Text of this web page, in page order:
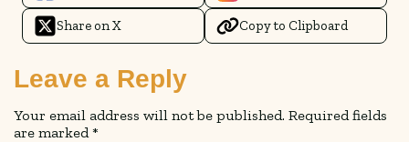
Share on X Copy to Clipboard
Leave a Reply
Your email address will not be published. Required fields
are marked*